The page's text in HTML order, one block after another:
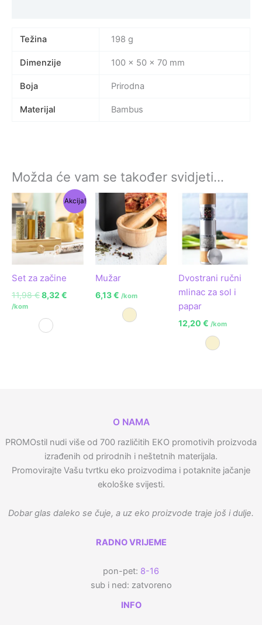
Težina 198 g
Dimenzije 100 × 50 × 70 mm
Boja Prirodna
Materijal Bambus
Možda će vam se također svidjeti…
Akcija!
Set za začine
11,98€
Izvorna
cijena
bila
je:
11,98 €.
8,32 €
Trenutna
cijena
je:
8,32 €.
/kom
Prozirna
Mužar
6,13€ /kom
Prirodna
Dvostrani ručni
mlinac za sol i
papar
12,20€ /kom
Prirodna
O NAMA
PROMOstil nudi više od 700 različitih EKO promotivih proizvoda
izrađenih od prirodnih i neštetnih materijala.
Promovirajte Vašu tvrtku eko proizvodima i potaknite jačanje
ekološke svijesti.
Dobar glas daleko se čuje, a uz eko proizvode traje još i dulje.
RADNO VRIJEME
pon-pet: 8-16
sub i ned: zatvoreno
INFO